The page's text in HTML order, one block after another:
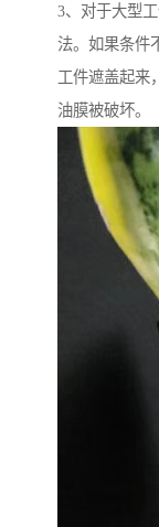
3、对于大型
法。如果条件
工件遮盖起来
油膜被破坏。